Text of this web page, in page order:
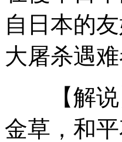
朝鲜突发卫星如何“漫
朝鲜卫星中心:技术成
自日本的
大屠杀遇难
【解说】
金草，和